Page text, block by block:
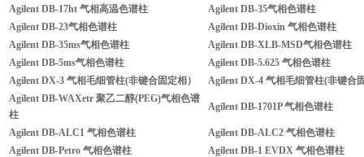
Agilent DB-17ht 气相高温色谱柱
Agilent DB-35气相色谱柱
Agilent DB-23气相色谱柱
Agilent DB-Dioxin 气相色谱柱
Agilent DB-35ms气相色谱柱
Agilent DB-XLB-MSD气相色谱柱
Agilent DB-5ms气相色谱柱
Agilent DB-5.625 气相色谱柱
Agilent DX-3 气相毛细管柱(非键合固定相）
Agilent DX-4 气相毛细管柱(非键合
Agilent DB-WAXetr 聚乙二醇(PEG)气相色谱
柱
Agilent DB-1701P 气相色谱柱
Agilent DB-ALC1 气相色谱柱
Agilent DB-ALC2 气相色谱柱
Agilent DB-Petro 气相色谱柱
Agilent DB-1 EVDX 气相色谱柱